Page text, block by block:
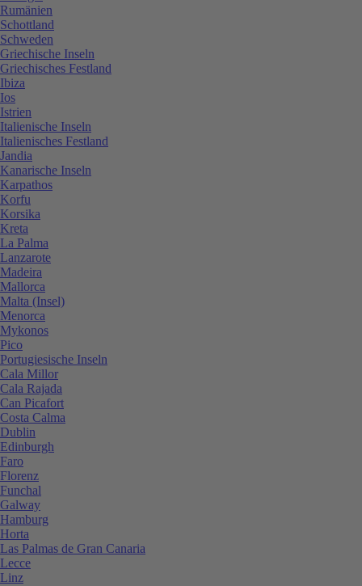
Rumänien
Schottland
Schweden
Griechische Inseln
Griechisches Festland
Ibiza
Ios
Istrien
Italienische Inseln
Italienisches Festland
Jandia
Kanarische Inseln
Karpathos
Korfu
Korsika
Kreta
La Palma
Lanzarote
Madeira
Mallorca
Malta (Insel)
Menorca
Mykonos
Pico
Portugiesische Inseln
Cala Millor
Cala Rajada
Can Picafort
Costa Calma
Dublin
Edinburgh
Faro
Florenz
Funchal
Galway
Hamburg
Horta
Las Palmas de Gran Canaria
Lecce
Linz